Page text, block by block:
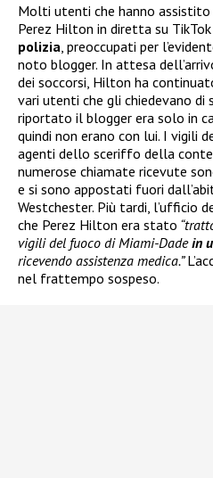
Molti utenti che hanno
Perez Hilton in diretta su
polizia , preoccupati per
noto blogger. In attesa
dei soccorsi, Hilton ha
vari utenti che gli chiedevano di
riportato il blogger era solo in
quindi non erano con lui. I vigili
agenti dello sceriffo della
numerose chiamate ricevute
e si sono appostati fuori
Westchester. Più tardi, l’ufficio
che Perez Hilton era stato
vigili del fuoco di Miami-Dadein
ricevendo assistenza medica.”
nel frattempo sospeso.